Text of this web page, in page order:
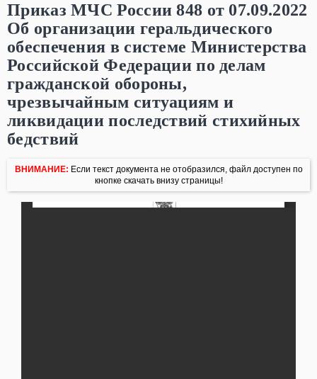
Приказ МЧС России 848 от 07.09.2022
Об организации геральдического
обеспечения в системе Министерства
Российской Федерации по делам
гражданской обороны,
чрезвычайным ситуациям и
ликвидации последствий стихийных
бедствий
ВНИМАНИЕ: Если текст документа не отобразился, файл доступен по
кнопке скачать внизу страницы!